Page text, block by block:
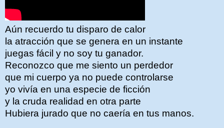
Aún recuerdo tu disparo de calor
la atracción que se genera en un instante
juegas fácil y no soy tu ganador.
Reconozco que me siento un perdedor
que mi cuerpo ya no puede controlarse
yo vivía en una especie de ficción
y la cruda realidad en otra parte
Hubiera jurado que no caería en tus manos.